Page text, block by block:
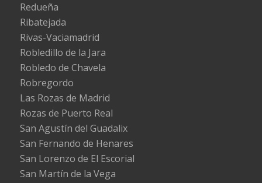
Redueña
Ribatejada
Rivas-Vaciamadrid
Robledillo de la Jara
Robledo de Chavela
Robregordo
Las Rozas de Madrid
Rozas de Puerto Real
San Agustín del Guadalix
San Fernando de Henares
San Lorenzo de El Escorial
San Martín de la Vega